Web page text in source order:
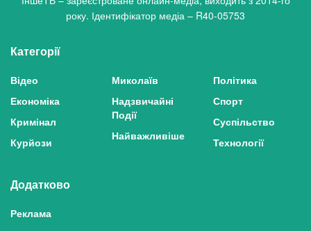
року. Ідентифікатор медіа – R40-05753
Категорії
Відео
Економіка
Кримінал
Курйози
Миколаїв
Надзвичайні
Події
Найважливіше
Політика
Спорт
Суспільство
Технології
Додатково
Реклама